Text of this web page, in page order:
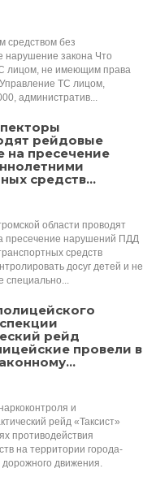
без
нарушение закона Что
лицом, не имеющим права
ТС лицом,
административ...
рейдовые
на пресечение
средств...
области проводят
пресечение нарушений ПДД
средств
досуг детей и не
специально...
рейд
провели в
и
рейд «Таксист»
противодействия
на территории города-
движения.